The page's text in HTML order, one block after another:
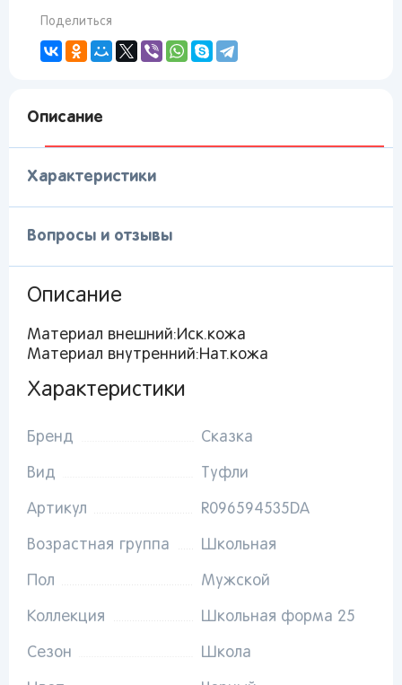
Описание
Характеристики
Вопросы и отзывы
Описание
Материал внешний:Иск.кожа
Материал внутренний:Нат.кожа
Характеристики
Бренд Сказка
Вид Туфли
Артикул R096594535DA
Возрастная группа Школьная
Пол Мужской
Коллекция Школьная форма 25
Сезон Школа
Поделиться
заказов и получать индивидуальные
От выбранного региона зависят доступные
товаров
Краснодар